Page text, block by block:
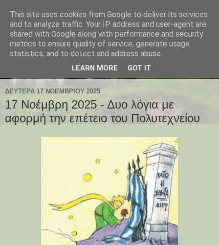
ΔΕΥΤΈΡΑ 17 ΝΟΕΜΒΡΊΟΥ 2025
17 Νοέμβρη 2025 - Δυο λόγια με
αφορμή την επέτειο του Πολυτεχνείου
This site uses cookies from Google to deliver its services
and to analyze traffic. Your IP address and user-agent are
shared with Google along with performance and security
metrics to ensure quality of service, generate usage
statistics, and to detect and address abuse.
LEARN MORE GOT IT